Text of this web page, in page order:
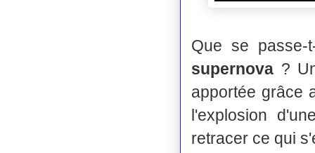
Que se passe-
supernova ?
apportée grâce
l'explosion
retracer ce qui